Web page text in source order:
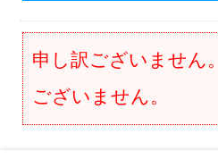
申し訳ございません
ございません。